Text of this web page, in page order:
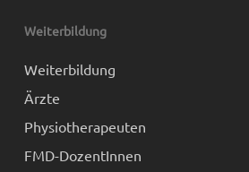
Weiterbildung
Weiterbildung
Ärzte
Physiotherapeuten
FMD-DozentInnen